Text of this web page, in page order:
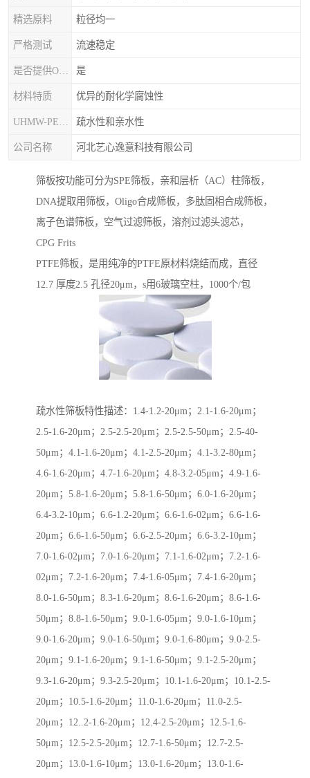
精选原料 粒径均一
严格测试 流速稳定
是
材料特质 优异的耐化学腐蚀性
疏水性和亲水性
公司名称 河北艺心逸意科技有限公司
筛板按功能可分为SPE筛板，亲和层析（AC）柱筛板，
DNA提取用筛板，Oligo合成筛板，多肽固相合成筛板，
离子色谱筛板，空气过滤筛板，溶剂过滤头滤芯，
CPG Frits
PTFE筛板，是用纯净的PTFE原材料烧结而成，直径
12.7 厚度2.5 孔径20μm，s用6玻璃空柱，1000个/包
疏水性筛板特性描述：1.4-1.2-20μm；2.1-1.6-20μm；
2.5-1.6-20μm；2.5-2.5-20μm；2.5-2.5-50μm；2.5-40-
50μm；4.1-1.6-20μm；4.1-2.5-20μm；4.1-3.2-80μm；
4.6-1.6-20μm；4.7-1.6-20μm；4.8-3.2-05μm；4.9-1.6-
20μm；5.8-1.6-20μm；5.8-1.6-50μm；6.0-1.6-20μm；
6.4-3.2-10μm；6.6-1.2-20μm；6.6-1.6-02μm；6.6-1.6-
20μm；6.6-1.6-50μm；6.6-2.5-20μm；6.6-3.2-10μm；
7.0-1.6-02μm；7.0-1.6-20μm；7.1-1.6-02μm；7.2-1.6-
02μm；7.2-1.6-20μm；7.4-1.6-05μm；7.4-1.6-20μm；
8.0-1.6-50μm；8.3-1.6-20μm；8.6-1.6-20μm；8.6-1.6-
50μm；8.8-1.6-50μm；9.0-1.6-05μm；9.0-1.6-10μm；
9.0-1.6-20μm；9.0-1.6-50μm；9.0-1.6-80μm；9.0-2.5-
20μm；9.1-1.6-20μm；9.1-1.6-50μm；9.1-2.5-20μm；
9.3-1.6-20μm；9.3-2.5-20μm；10.1-1.6-20μm；10.1-2.5-
20μm；10.5-1.6-20μm；11.0-1.6-20μm；11.0-2.5-
20μm；12..2-1.6-20μm；12.4-2.5-20μm；12.5-1.6-
50μm；12.5-2.5-20μm；12.7-1.6-50μm；12.7-2.5-
20μm；13.0-1.6-10μm；13.0-1.6-20μm；13.0-1.6-